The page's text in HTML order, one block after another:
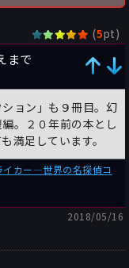
(5pt)
まで
ョン」も９冊目。幻
。２０年前の本とし
満足しています。
イカー―世界の名探偵コ
2018/05/16